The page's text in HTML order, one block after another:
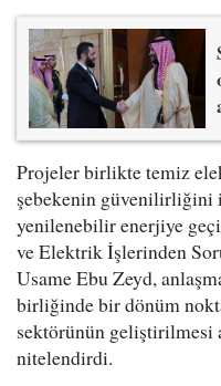
Projeler birlikte temiz
şebekenin
yenilenebilir enerjiye
ve Elektrik İşlerinden
Usame Ebu Zeyd,
birliğinde bir dönüm
sektörünün geliştirilmesi
nitelendirdi.